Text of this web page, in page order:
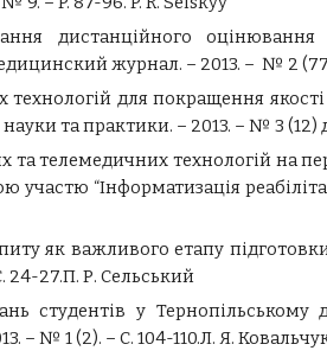
дистанційного
журнал. – 2013. – № 2
для покращення
та практики. – 2013. – № 3
та телемедичних технологій на
“Інформатизація
як важливого етапу
24-27.П. Р. Сельський
студентів у
№ 1 (2). – C. 104-110.Л. Я.